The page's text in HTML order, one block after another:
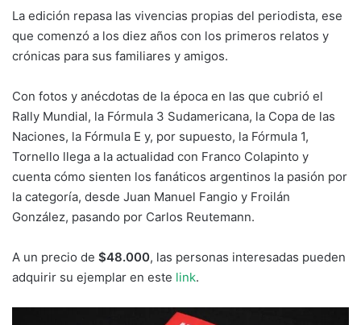
La edición repasa las vivencias propias del periodista, ese
que comenzó a los diez años con los primeros relatos y
crónicas para sus familiares y amigos.
Con fotos y anécdotas de la época en las que cubrió el
Rally Mundial, la Fórmula 3 Sudamericana, la Copa de las
Naciones, la Fórmula E y, por supuesto, la Fórmula 1,
Tornello llega a la actualidad con Franco Colapinto y
cuenta cómo sienten los fanáticos argentinos la pasión por
la categoría, desde Juan Manuel Fangio y Froilán
González, pasando por Carlos Reutemann.
A un precio de $48.000, las personas interesadas pueden
adquirir su ejemplar en este link.